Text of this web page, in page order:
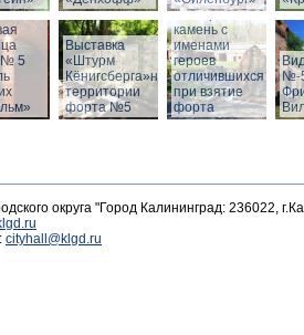
№ 5
Выставка
«Штурм
Кёнигсберга»на
территории
форта №5
Мемориальный
камень с
именами
героев
отличившихся
при взятие
форта
№-
округа "Город Калининград: 236022,
cityhall@klgd.ru